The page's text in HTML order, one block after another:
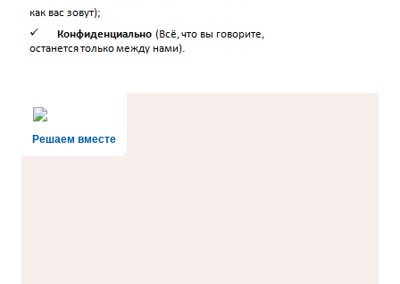
Решаем вместе